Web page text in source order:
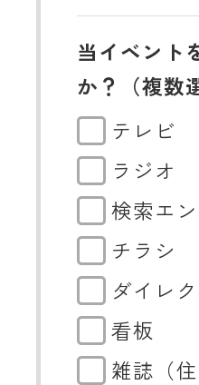
当イベント
か？（複数
テレビ
ラジオ
検索エ
チラシ
ダイレ
看板
雑誌（住